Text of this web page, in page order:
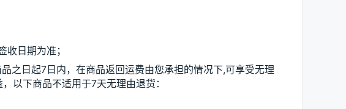
收日期为准；
之日起7日内，在商品返回运费由您承担的情况下,可享受无理
以下商品不适用于7天无理由退货：